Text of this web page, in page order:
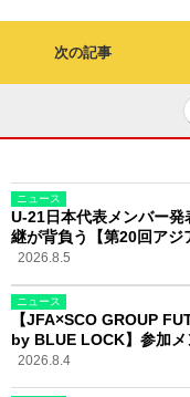
次の記事
ニュース
U-21日本代表メンバー
継が背負う【第20回アジ
2026.8.5
ニュース
【JFA×SCO GROUP
by BLUE LOCK】参加メ
2026.8.4